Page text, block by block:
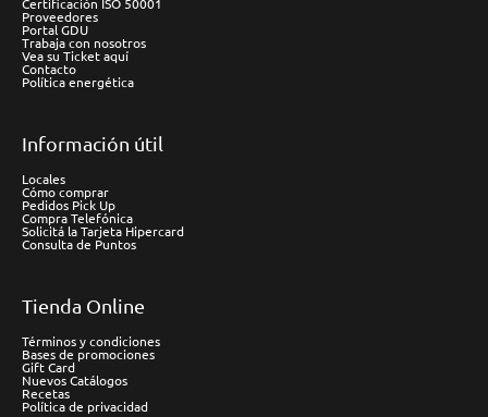
Proveedores
Portal GDU
Trabaja con nosotros
Vea su Ticket aquí
Contacto
Política energética
Información útil
Locales
Cómo comprar
Pedidos Pick Up
Compra Telefónica
Solicitá la Tarjeta Hipercard
Consulta de Puntos
Tienda Online
Términos y condiciones
Bases de promociones
Gift Card
Nuevos Catálogos
Recetas
Política de privacidad